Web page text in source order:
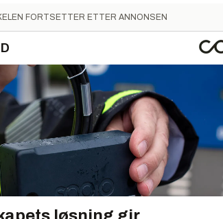
FORTSETTER ETTER ANNONSEN